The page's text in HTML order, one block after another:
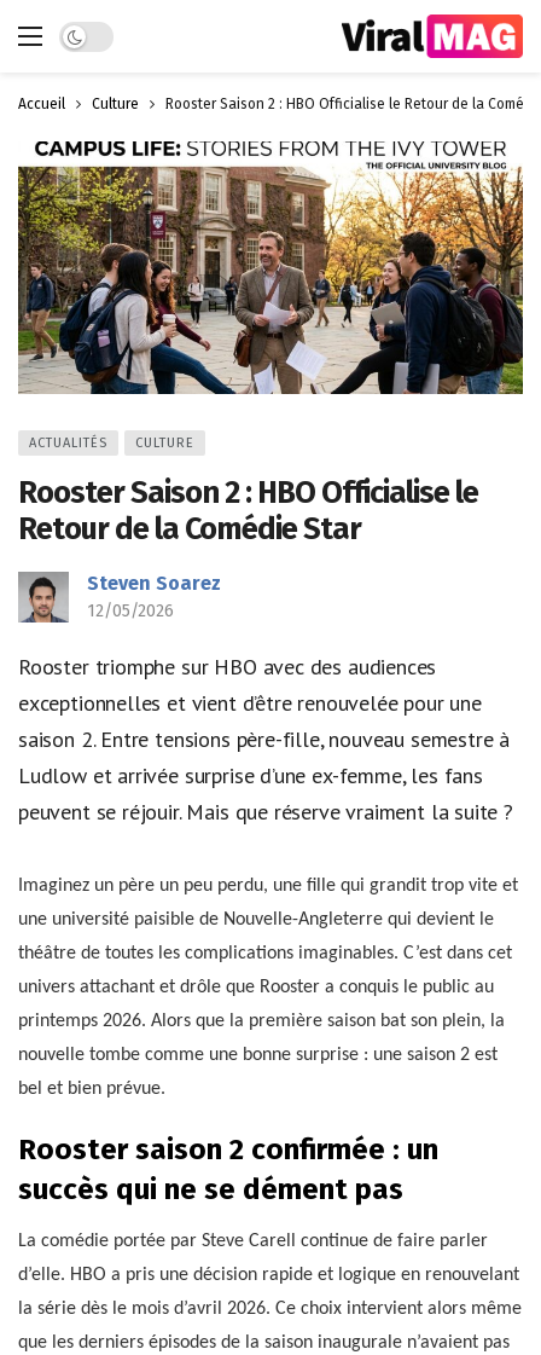
Dark mode
Accueil Culture Rooster Saison 2 : HBO Officialise le Retour de la
ACTUALITÉS CULTURE
Rooster Saison 2 : HBO Officialise le
Retour de la Comédie Star
Steven Soarez
12/05/2026
Rooster triomphe sur HBO avec des audiences
exceptionnelles et vient d’être renouvelée pour une
saison 2. Entre tensions père-fille, nouveau semestre à
Ludlow et arrivée surprise d’une ex-femme, les fans
peuvent se réjouir. Mais que réserve vraiment la suite ?
Imaginez un père un peu perdu, une fille qui grandit trop vite et
une université paisible de Nouvelle-Angleterre qui devient le
théâtre de toutes les complications imaginables. C’est dans cet
univers attachant et drôle que Rooster a conquis le public au
printemps 2026. Alors que la première saison bat son plein, la
nouvelle tombe comme une bonne surprise : une saison 2 est
bel et bien prévue.
Rooster saison 2 confirmée : un
succès qui ne se dément pas
La comédie portée par Steve Carell continue de faire parler
d’elle. HBO a pris une décision rapide et logique en renouvelant
la série dès le mois d’avril 2026. Ce choix intervient alors même
que les derniers épisodes de la saison inaugurale n’avaient pas